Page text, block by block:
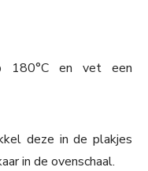
180°C en vet een
deze in de plakjes
in de ovenschaal.